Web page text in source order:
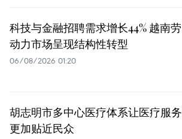
科技与金融招聘需求增长44% 越南劳
动力市场呈现结构性转型
06/08/2026 01:20
胡志明市多中心医疗体系让医疗服务
更加贴近民众